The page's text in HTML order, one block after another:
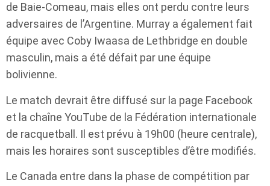
de Baie-Comeau, mais elles ont perdu contre leurs
adversaires de l’Argentine. Murray a également fait
équipe avec Coby Iwaasa de Lethbridge en double
masculin, mais a été défait par une équipe
bolivienne.
Le match devrait être diffusé sur la page Facebook
et la chaîne YouTube de la Fédération internationale
de racquetball. Il est prévu à 19h00 (heure centrale),
mais les horaires sont susceptibles d’être modifiés.
Le Canada entre dans la phase de compétition par